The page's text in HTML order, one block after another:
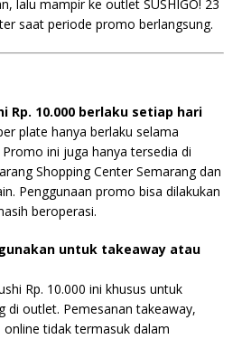
lalu mampir ke outlet SUSHIGO! 23
saat periode promo berlangsung.
Rp. 10.000 berlaku setiap hari
plate hanya berlaku selama
ini juga hanya tersedia di
Shopping Center Semarang dan
Penggunaan promo bisa dilakukan
beroperasi.
untuk takeaway atau
Rp. 10.000 ini khusus untuk
di outlet. Pemesanan takeaway,
tidak termasuk dalam